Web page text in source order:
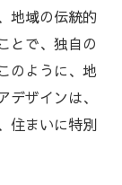
地域の伝統的
とで、独自の
のように、地
ザインは、
住まいに特別